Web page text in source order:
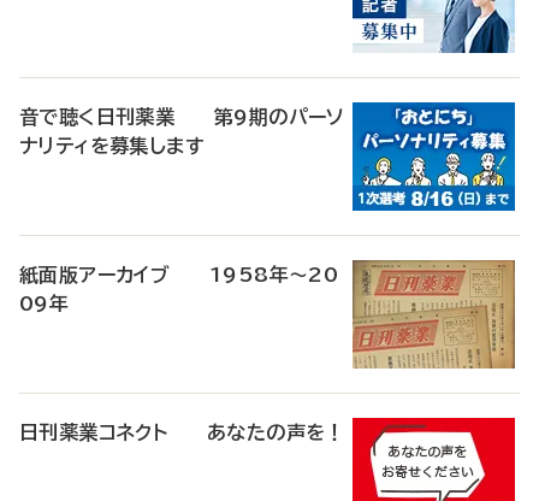
音で聴く日刊薬業 第9期のパーソ
ナリティを募集します
紙面版アーカイブ 1958年～20
09年
日刊薬業コネクト あなたの声を！